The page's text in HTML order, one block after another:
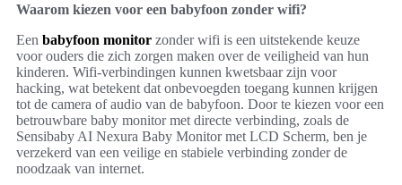
Waarom kiezen voor een babyfoon zonder wifi?
Een babyfoon monitor zonder wifi is een uitstekende keuze
voor ouders die zich zorgen maken over de veiligheid van hun
kinderen. Wifi-verbindingen kunnen kwetsbaar zijn voor
hacking, wat betekent dat onbevoegden toegang kunnen krijgen
tot de camera of audio van de babyfoon. Door te kiezen voor een
betrouwbare baby monitor met directe verbinding, zoals de
Sensibaby AI Nexura Baby Monitor met LCD Scherm, ben je
verzekerd van een veilige en stabiele verbinding zonder de
noodzaak van internet.